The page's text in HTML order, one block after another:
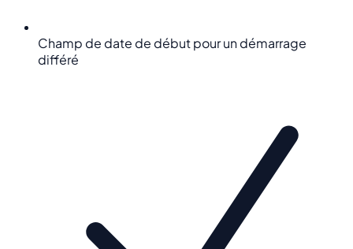
Champ de date de début pour un démarrage
différé